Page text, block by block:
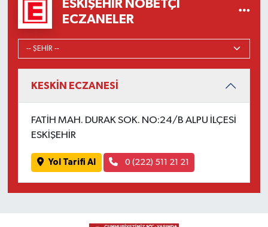
ESKIŞEHIR NÖBETÇI
ECZANELER
KESKİN ECZANESİ
FATİH MAH. DURAK SOK. NO:24/B ALPU İLÇESİ
ESKİŞEHİR
Yol Tarifi Al 0 (222) 511 21 21